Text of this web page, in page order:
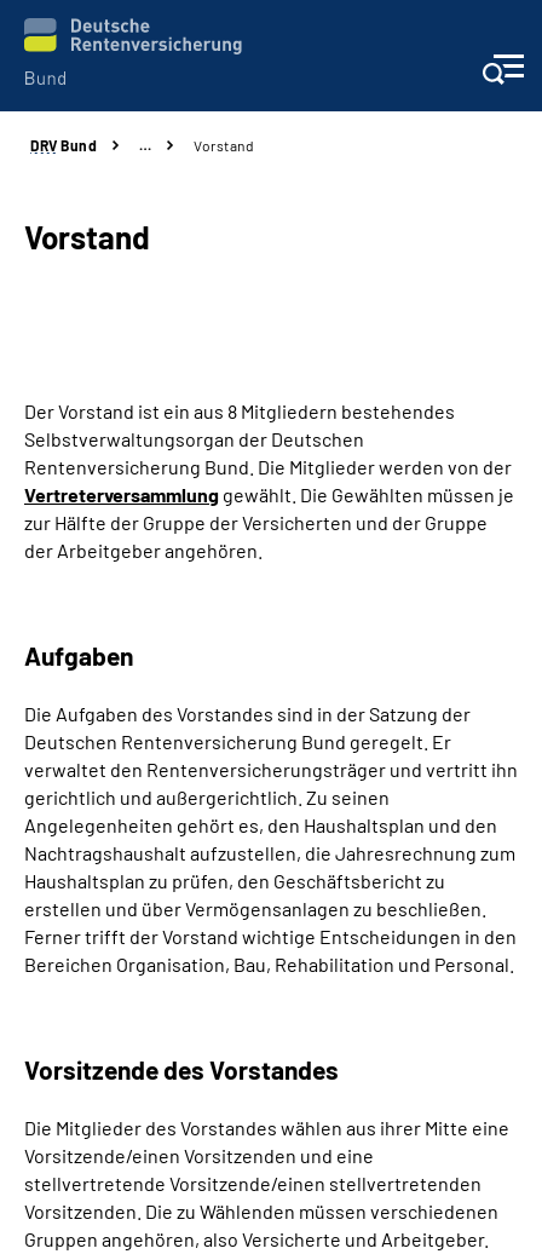
Beratung & Kontakt
Reha-Zentren
Über uns
Online-Services
Inhalte in Gebärdensprache (DGS)
Mein Kundenportal
DRV Bund … Vorstand
Vorstand
Der Vorstand ist ein aus 8 Mitgliedern bestehendes
Selbstverwaltungsorgan der Deutschen
Rentenversicherung Bund. Die Mitglieder werden von der
Vertreterversammlung gewählt. Die Gewählten müssen je
zur Hälfte der Gruppe der Versicherten und der Gruppe
der Arbeitgeber angehören.
Aufgaben
Die Aufgaben des Vorstandes sind in der Satzung der
Deutschen Rentenversicherung Bund geregelt. Er
verwaltet den Rentenversicherungsträger und vertritt ihn
gerichtlich und außergerichtlich. Zu seinen
Angelegenheiten gehört es, den Haushaltsplan und den
Nachtragshaushalt aufzustellen, die Jahresrechnung zum
Haushaltsplan zu prüfen, den Geschäftsbericht zu
erstellen und über Vermögensanlagen zu beschließen.
Ferner trifft der Vorstand wichtige Entscheidungen in den
Bereichen Organisation, Bau, Rehabilitation und Personal.
Vorsitzende des Vorstandes
Die Mitglieder des Vorstandes wählen aus ihrer Mitte eine
Vorsitzende/einen Vorsitzenden und eine
stellvertretende Vorsitzende/einen stellvertretenden
Vorsitzenden. Die zu Wählenden müssen verschiedenen
Gruppen angehören, also Versicherte und Arbeitgeber.